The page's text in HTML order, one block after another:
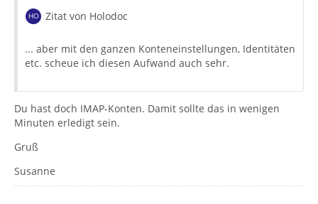
Zitat von Holodoc
... aber mit den ganzen Konteneinstellungen, Identitäten
etc. scheue ich diesen Aufwand auch sehr.
Du hast doch IMAP-Konten. Damit sollte das in wenigen
Minuten erledigt sein.
Gruß
Susanne